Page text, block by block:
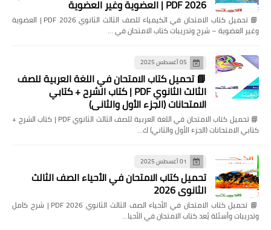
2026 PDF | العضوية وغير العضوية
📘 تحميل كتاب الامتحان في الكيمياء للصف الثالث الثانوي 2026 PDF | العضوية
وغير العضوية – شرح وتدريبات كتاب الامتحان في …
05 أغسطس 2025
📘 تحميل كتاب الامتحان في اللغة العربية للصف
الثالث الثانوي PDF | كتاب الشرح + كتابي
الامتحانات (الجزء الأول والثاني)
📘 تحميل كتاب الامتحان في اللغة العربية للصف الثالث الثانوي PDF | كتاب الشرح +
كتابي الامتحانات (الجزء الأول والثاني) ك…
01 أغسطس 2025
تحميل كتاب الامتحان في الأحياء الصف الثالث
الثانوي 2026
📘 تحميل كتاب الامتحان في الأحياء الصف الثالث الثانوي 2026 PDF | شرح كامل
وتدريبات وأسئلة يُعد كتاب الامتحان في الأحيا…